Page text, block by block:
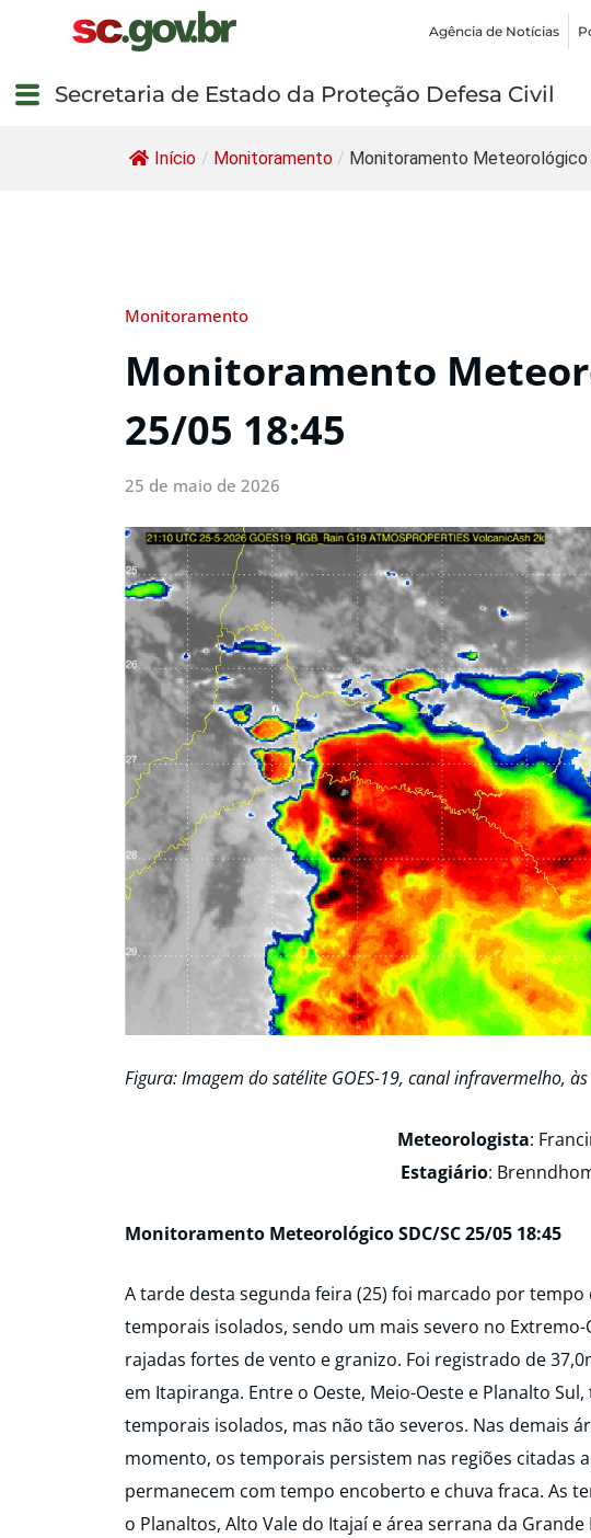
Agência de Notícias
Secretaria de Estado da Proteção Defesa Civil
Início / Monitoramento / Monitoramento Meteorológico
Monitoramento
Monitoramento
25/05 18:45
25 de maio de 2026
Figura: Imagem do satélite GOES-19, canal infravermelho,
Meteorologista:
Estagiário:
Monitoramento Meteorológico SDC/SC 25/05 18:45
A tarde desta segunda feira (25) foi marcado por
temporais isolados, sendo um mais severo no
rajadas fortes de vento e granizo. Foi registrado de
em Itapiranga. Entre o Oeste, Meio-Oeste e Planalto
temporais isolados, mas não tão severos. Nas demais
momento, os temporais persistem nas regiões citadas
permanecem com tempo encoberto e chuva fraca. As
o Planaltos, Alto Vale do Itajaí e área serrana da